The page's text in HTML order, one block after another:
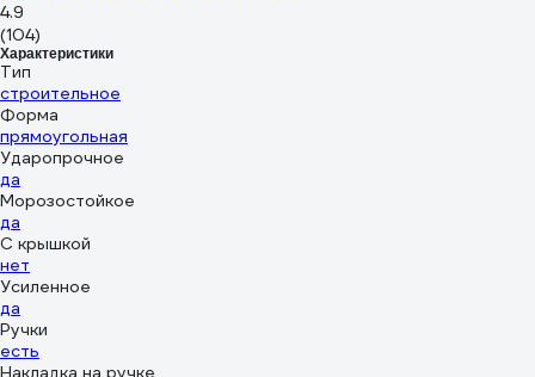
4.9
(104)
Характеристики
Тип
строительное
Форма
прямоугольная
Ударопрочное
да
Морозостойкое
да
С крышкой
нет
Усиленное
да
Ручки
есть
Накладка на ручке